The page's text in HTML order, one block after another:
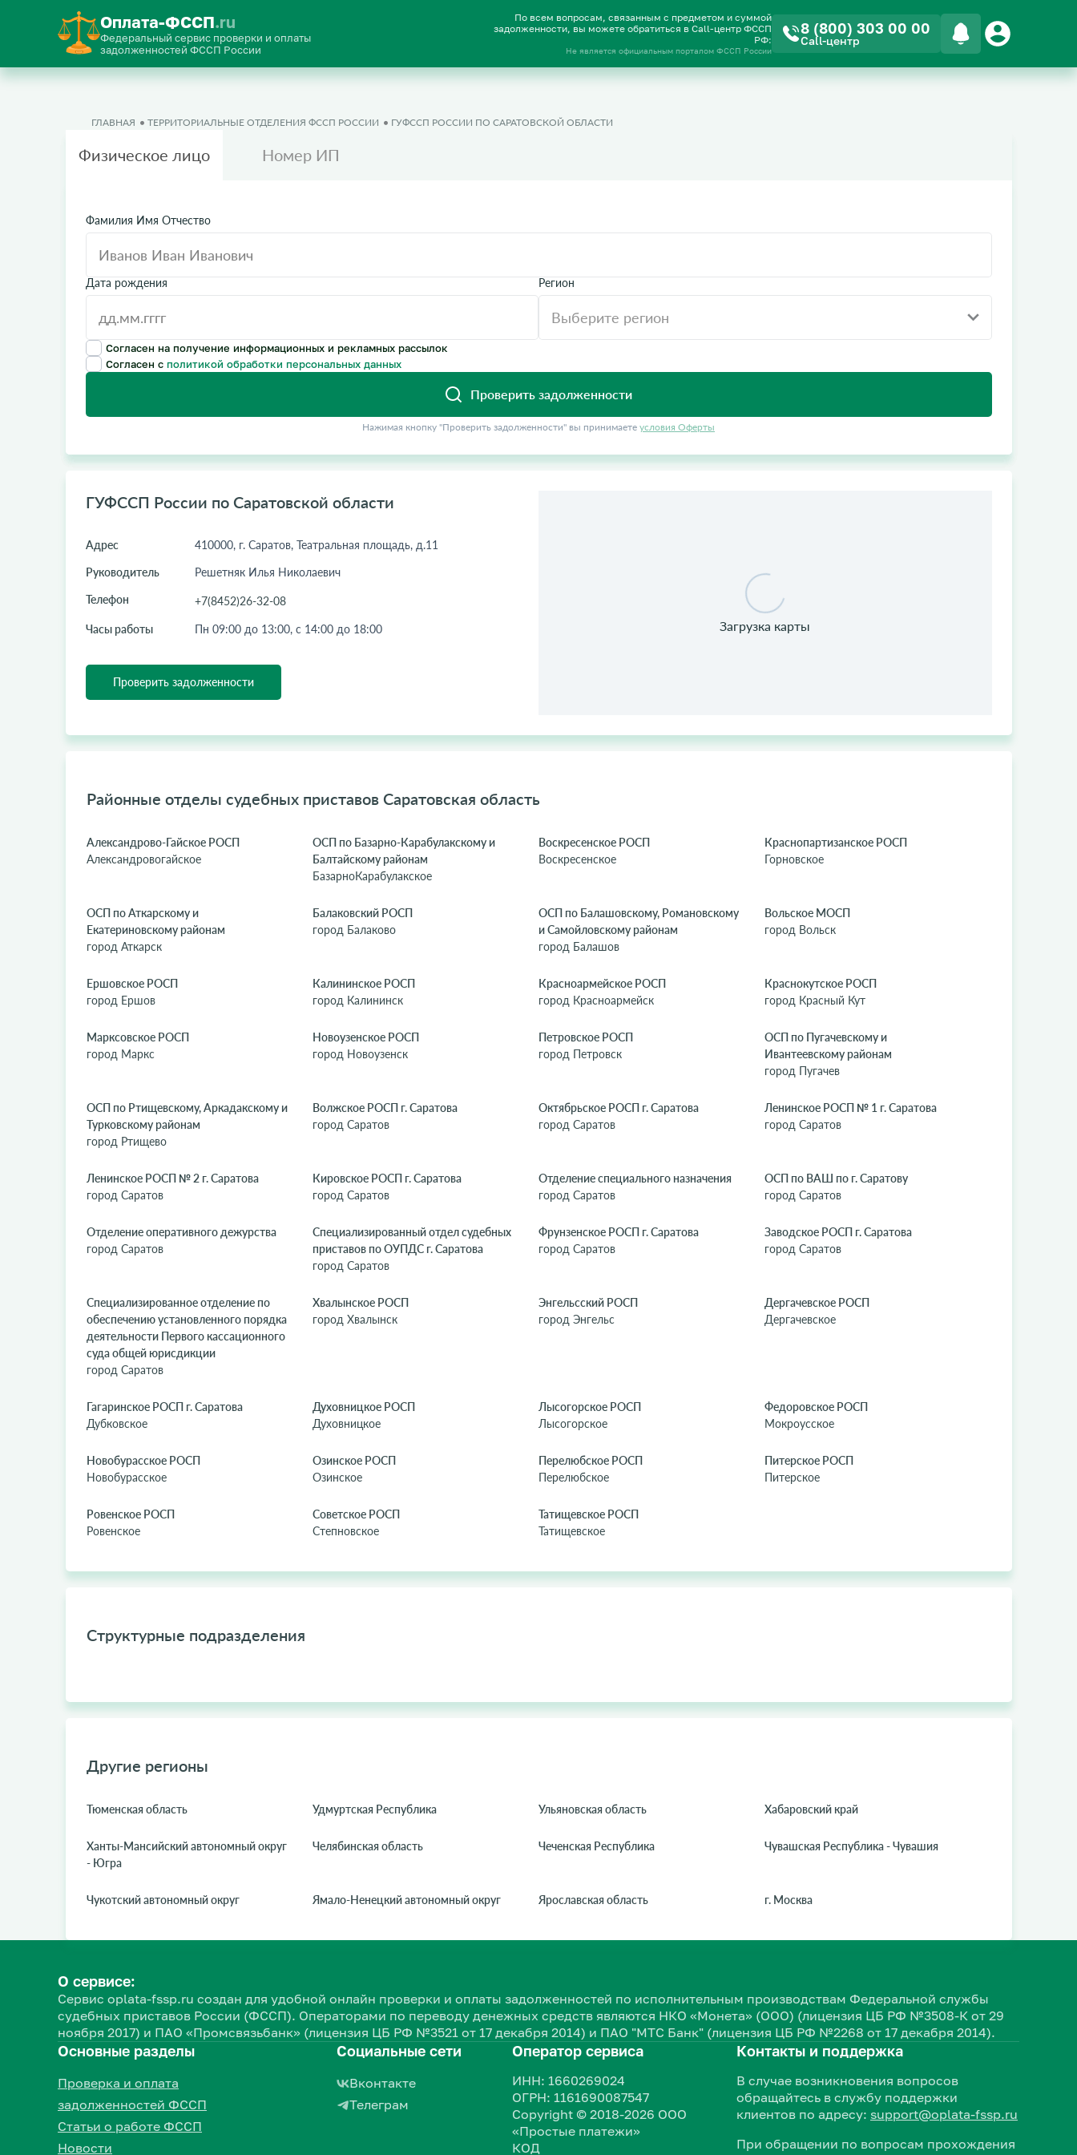
Оплата-ФССП.ru
Федеральный сервис проверки и оплаты
задолженностей ФССП России
По всем вопросам, связанным с предметом и суммой
задолженности, вы можете обратиться в Call-центр ФССП
РФ:
Не является официальным порталом ФССП России
8 (800) 303 00 00
Call-центр
ГЛАВНАЯ ТЕРРИТОРИАЛЬНЫЕ ОТДЕЛЕНИЯ ФССП РОССИИ ГУФССП РОССИИ ПО САРАТОВСКОЙ ОБЛАСТИ
Физическое лицо Номер ИП
Фамилия Имя Отчество
Дата рождения Регион
Согласен на получение информационных и рекламных рассылок
Согласен с политикой обработки персональных данных
Проверить задолженности
Нажимая кнопку "Проверить задолженности" вы принимаете условия Оферты
ГУФССП России по Саратовской области
Адрес
410000, г. Саратов, Театральная площадь, д.11
Руководитель
Решетняк Илья Николаевич
Телефон
+7(8452)26-32-08
Часы работы Пн 09:00 до 13:00, с 14:00 до 18:00
Проверить задолженности
Районные отделы судебных приставов Саратовская область
Александрово-Гайское РОСП
Александровогайское
ОСП по Базарно-Карабулакскому и
Балтайскому районам
БазарноКарабулакское
Воскресенское РОСП
Воскресенское
Краснопартизанское РОСП
Горновское
ОСП по Аткарскому и
Екатериновскому районам
город Аткарск
Балаковский РОСП
город Балаково
ОСП по Балашовскому, Романовскому
и Самойловскому районам
город Балашов
Вольское МОСП
город Вольск
Ершовское РОСП
город Ершов
Калининское РОСП
город Калининск
Красноармейское РОСП
город Красноармейск
Краснокутское РОСП
город Красный Кут
Марксовское РОСП
город Маркс
Новоузенское РОСП
город Новоузенск
Петровское РОСП
город Петровск
ОСП по Пугачевскому и
Ивантеевскому районам
город Пугачев
ОСП по Ртищевскому, Аркадакскому и
Турковскому районам
город Ртищево
Волжское РОСП г. Саратова
город Саратов
Октябрьское РОСП г. Саратова
город Саратов
Ленинское РОСП № 1 г. Саратова
город Саратов
Ленинское РОСП № 2 г. Саратова
город Саратов
Кировское РОСП г. Саратова
город Саратов
Отделение специального назначения
город Саратов
ОСП по ВАШ по г. Саратову
город Саратов
Отделение оперативного дежурства
город Саратов
Специализированный отдел судебных
приставов по ОУПДС г. Саратова
город Саратов
Фрунзенское РОСП г. Саратова
город Саратов
Заводское РОСП г. Саратова
город Саратов
Специализированное отделение по
обеспечению установленного порядка
деятельности Первого кассационного
суда общей юрисдикции
город Саратов
Хвалынское РОСП
город Хвалынск
Энгельсский РОСП
город Энгельс
Дергачевское РОСП
Дергачевское
Гагаринское РОСП г. Саратова
Дубковское
Духовницкое РОСП
Духовницкое
Лысогорское РОСП
Лысогорское
Федоровское РОСП
Мокроусское
Новобурасское РОСП
Новобурасское
Озинское РОСП
Озинское
Перелюбское РОСП
Перелюбское
Питерское РОСП
Питерское
Ровенское РОСП
Ровенское
Советское РОСП
Степновское
Татищевское РОСП
Татищевское
Структурные подразделения
Другие регионы
Тюменская область Удмуртская Республика Ульяновская область Хабаровский край
Ханты-Мансийский автономный округ
- Югра
Челябинская область Чеченская Республика Чувашская Республика - Чувашия
Чукотский автономный округ Ямало-Ненецкий автономный округ Ярославская область г. Москва
О сервисе:
Сервис oplata-fssp.ru создан для удобной онлайн проверки и оплаты задолженностей по исполнительным производствам Федеральной службы
судебных приставов России (ФССП). Операторами по переводу денежных средств являются НКО «Монета» (ООО) (лицензия ЦБ РФ №3508-К от 29
ноября 2017) и ПАО «Промсвязьбанк» (лицензия ЦБ РФ №3521 от 17 декабря 2014) и ПАО "МТС Банк" (лицензия ЦБ РФ №2268 от 17 декабря 2014).
Основные разделы
Проверка и оплата
задолженностей ФССП
Статьи о работе ФССП
Новости
Социальные сети
Вконтакте
Телеграм
Оператор сервиса
ИНН: 1660269024
ОГРН: 1161690087547
Copyright © 2018-2026 ООО
«Простые платежи»
КОД
Контакты и поддержка
В случае возникновения вопросов
обращайтесь в службу поддержки
клиентов по адресу: support@oplata-fssp.ru
При обращении по вопросам прохождения